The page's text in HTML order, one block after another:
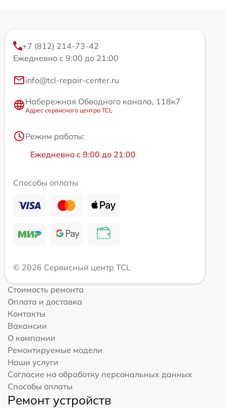
+7 (812) 214-73-42
Ежедневно с 9:00 до 21:00
info@tcl-repair-center.ru
Набережная Обводного канала, 118к7
Адрес сервисного центра TCL
Режим работы:
Ежедневно с 9:00 до 21:00
Способы оплаты
© 2026 Сервисный центр TCL
Стоимость ремонта
Оплата и доставка
Контакты
Вакансии
О компании
Ремонтируемые модели
Наши услуги
Согласие на обработку персональных данных
Способы оплаты
Ремонт устройств